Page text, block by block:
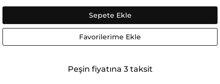
Sepete Ekle
Favorilerime Ekle
Peşin fiyatına 3 taksit